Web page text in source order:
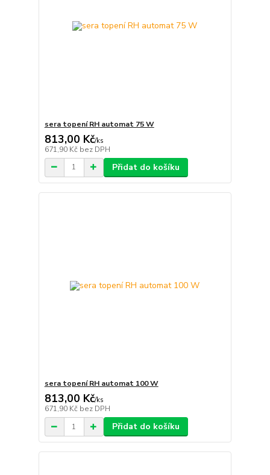
sera topení RH automat 75 W
813,00 Kč/ks
671,90 Kč bez DPH
Přidat do košíku
sera topení RH automat 100 W
813,00 Kč/ks
671,90 Kč bez DPH
Přidat do košíku